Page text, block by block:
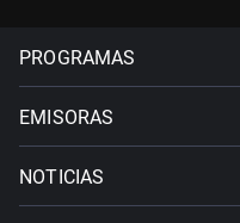
PROGRAMAS
EMISORAS
NOTICIAS